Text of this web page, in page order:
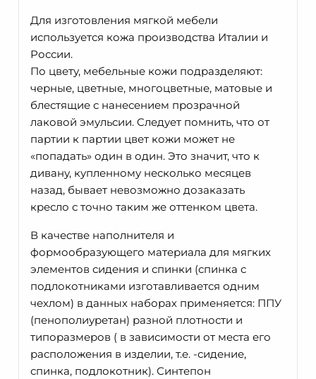
Для изготовления мягкой мебели
используется кожа производства Италии и
России.
По цвету, мебельные кожи подразделяют:
черные, цветные, многоцветные, матовые и
блестящие с нанесением прозрачной
лаковой эмульсии. Cледует помнить, что от
партии к партии цвет кожи может не
«попадать» один в один. Это значит, что к
дивану, купленному несколько месяцев
назад, бывает невозможно дозаказать
кресло с точно таким же оттенком цвета.
В качестве наполнителя и
формообразующего материала для мягких
элементов сидения и спинки (спинка с
подлокотниками изготавливается одним
чехлом) в данных наборах применяется: ППУ
(пенополиуретан) разной плотности и
типоразмеров ( в зависимости от места его
расположения в изделии, т.е. -сидение,
спинка, подлокотник). Синтепон